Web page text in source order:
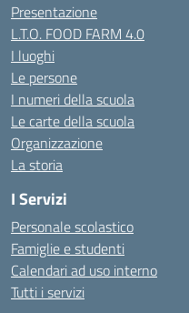
Presentazione
L.T.O. FOOD FARM 4.0
I luoghi
Le persone
I numeri della scuola
Le carte della scuola
Organizzazione
La storia
I Servizi
Personale scolastico
Famiglie e studenti
Calendari ad uso interno
Tutti i servizi